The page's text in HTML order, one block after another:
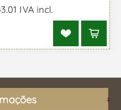
IVA incl.